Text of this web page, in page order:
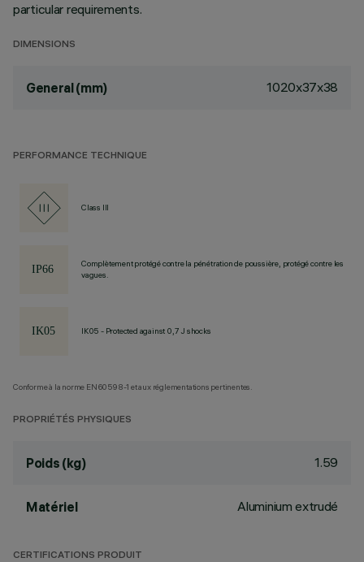
particular requirements.
DIMENSIONS
General (mm) 1020x37x38
PERFORMANCE TECHNIQUE
Class III
Complètement protégé contre la pénétration de poussière, protégé contre les
vagues.
IK05 - Protected against 0,7 J shocks
Conforme à la norme EN60598-1 et aux réglementations pertinentes.
PROPRIÉTÉS PHYSIQUES
Poids (kg) 1.59
Matériel Aluminium extrudé
CERTIFICATIONS PRODUIT